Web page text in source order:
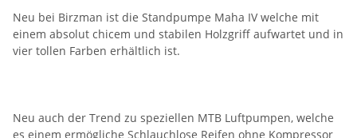
Neu bei Birzman ist die Standpumpe Maha IV welche mit
einem absolut chicem und stabilen Holzgriff aufwartet und in
vier tollen Farben erhältlich ist.
Neu auch der Trend zu speziellen MTB Luftpumpen, welche
es einem ermögliche Schlauchlose Reifen ohne Kompressor